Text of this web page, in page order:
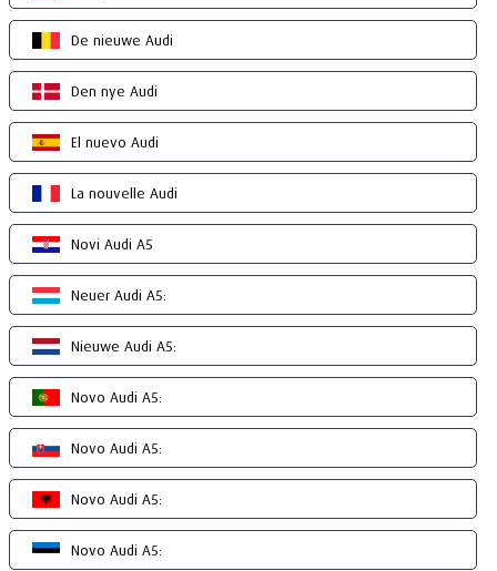
De nieuwe Audi
Den nye Audi
El nuevo Audi
La nouvelle Audi
Novi Audi A5
Neuer Audi A5:
Nieuwe Audi A5:
Novo Audi A5:
Novo Audi A5:
Novo Audi A5:
Novo Audi A5: